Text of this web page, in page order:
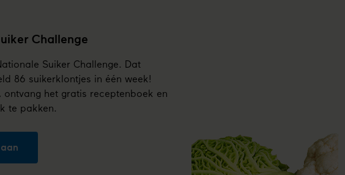
Challenge
Suiker Challenge. Dat
86 suikerklontjes in één week!
ontvang het gratis receptenboek en
te pakken.